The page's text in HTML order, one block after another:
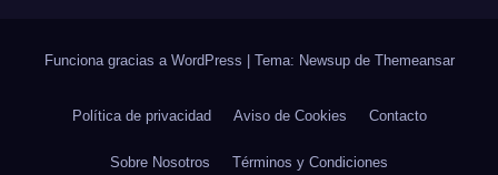
Funciona gracias a WordPress Tema: Newsup de Themeansar
Política de privacidad Aviso de Cookies Contacto
Sobre Nosotros Términos y Condiciones